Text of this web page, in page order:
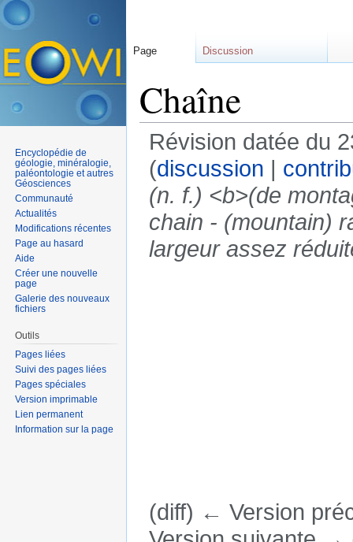
Chaîne
Révision datée du
(discussion |
(n. f.) <b>(de
chain - (mountain)
largeur assez
(diff) ← Version
Page Discussion
Encyclopédie de
géologie, minéralogie,
paléontologie et autres
Géosciences
Communauté
Actualités
Modifications récentes
Page au hasard
Aide
Créer une nouvelle
page
Galerie des nouveaux
fichiers
Outils
Pages liées
Suivi des pages liées
Pages spéciales
Version imprimable
Lien permanent
Information sur la page